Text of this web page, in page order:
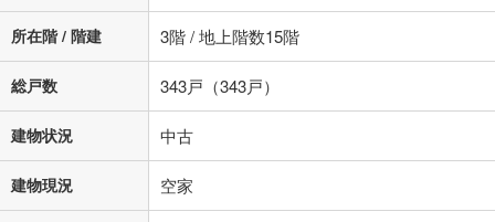
所在階 / 階建 3階 / 地上階数15階
総戸数 343戸（343戸）
建物状況 中古
建物現況 空家